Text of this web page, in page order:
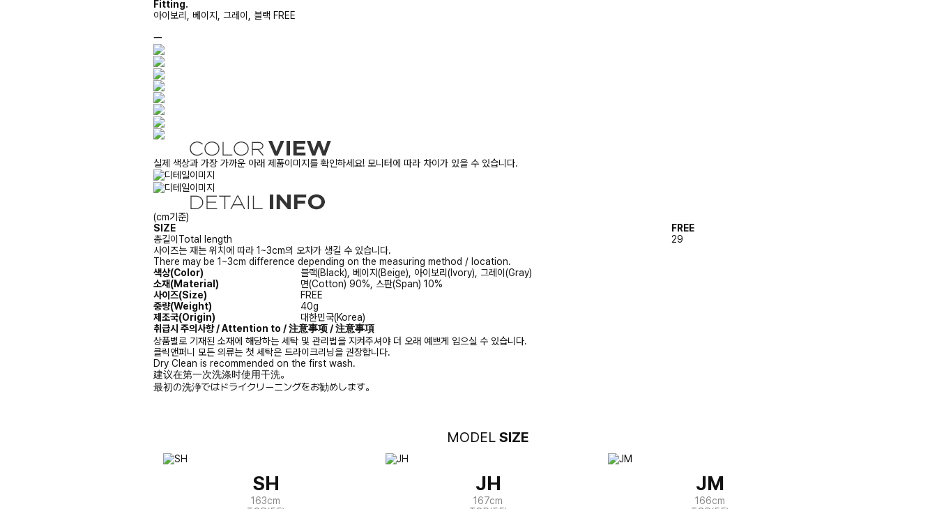
Fitting.
아이보리, 베이지, 그레이, 블랙 FREE
ㅡ
실제 색상과 가장 가까운 아래 제품이미지를 확인하세요! 모니터에 따라 차이가 있을 수 있습니다.
(cm기준)
SIZE
FREE
총길이Total length
29
사이즈는 재는 위치에 따라 1~3cm의 오차가 생길 수 있습니다.
There may be 1~3cm difference depending on the measuring method / location.
색상(Color)
블랙(Black), 베이지(Beige), 아이보리(Ivory), 그레이(Gray)
소재(Material)
면(Cotton) 90%, 스판(Span) 10%
사이즈(Size)
FREE
중량(Weight)
40g
제조국(Origin)
대한민국(Korea)
취급시 주의사항 / Attention to / 注意事项 / 注意事項
상품별로 기재된 소재에 해당하는 세탁 및 관리법을 지켜주셔야 더 오래 예쁘게 입으실 수 있습니다.
클릭앤퍼니 모든 의류는 첫 세탁은 드라이크리닝을 권장합니다.
Dry Clean is recommended on the first wash.
建议在第一次洗涤时使用干洗。
最初の洗浄ではドライクリーニングをお勧めします。
MODEL SIZE
SH
163cm
JH
167cm
JM
166cm